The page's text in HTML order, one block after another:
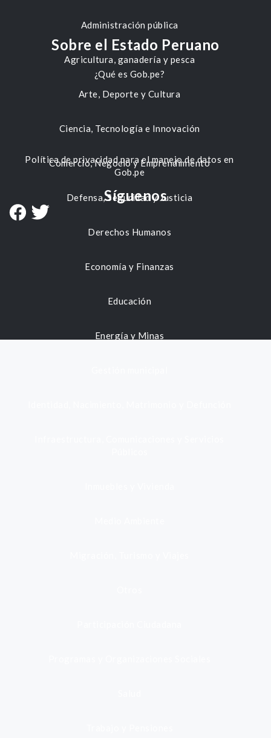
Administración pública
Agricultura, ganadería y pesca
Arte, Deporte y Cultura
Ciencia, Tecnología e Innovación
Comercio, Negocio y Emprendimiento
Defensa, Seguridad y Justicia
Derechos Humanos
Economía y Finanzas
Educación
Energía y Minas
Sobre el Estado Peruano
¿Qué es Gob.pe?
Política de privacidad para el manejo de datos en
Gob.pe
Síguenos